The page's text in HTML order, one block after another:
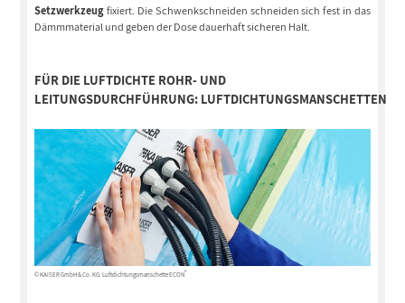
Setzwerkzeugfixiert. Die Schwenkschneiden schneiden sich fest in das
Dämmmaterial und geben der Dose dauerhaft sicheren Halt.
FÜR DIE LUFTDICHTE ROHR- UND
LEITUNGSDURCHFÜHRUNG: LUFTDICHTUNGSMANSCHETTEN
© KAISER GmbH & Co. KG: Luftdichtungsmanschette ECON®